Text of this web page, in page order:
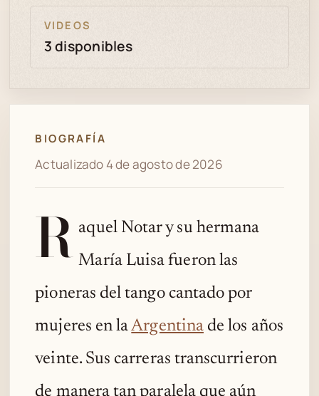
VIDEOS
3 disponibles
BIOGRAFÍA
Actualizado 4 de agosto de 2026
R aquel Notar y su hermana
María Luisa fueron las
pioneras del tango cantado por
mujeres en laArgentinade los años
veinte. Sus carreras transcurrieron
de manera tan paralela que aún